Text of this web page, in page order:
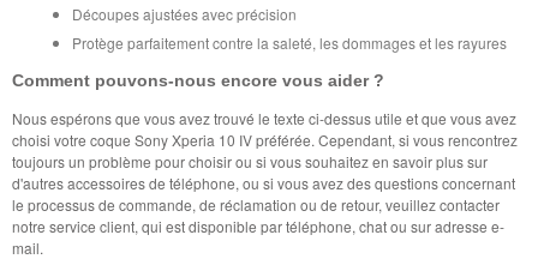
Découpes ajustées avec précision
Protège parfaitement contre la saleté, les dommages et les rayures
Comment pouvons-nous encore vous aider ?
Nous espérons que vous avez trouvé le texte ci-dessus utile et que vous avez
choisi votre coque Sony Xperia 10 IV préférée. Cependant, si vous rencontrez
toujours un problème pour choisir ou si vous souhaitez en savoir plus sur
d'autres accessoires de téléphone, ou si vous avez des questions concernant
le processus de commande, de réclamation ou de retour, veuillez contacter
notre service client, qui est disponible par téléphone, chat ou sur adresse e-
mail.